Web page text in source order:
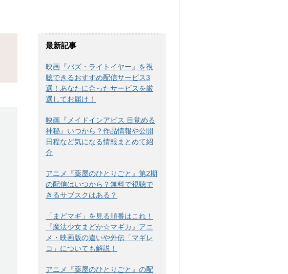
最新記事
映画『バズ・ライトイヤー』を視
聴できるおすすめ配信サービス3
選！あなたに合ったサービスを厳
選してお届け！
映画『メイドインアビス 目覚める
神秘』いつから？作品情報や公開
日程など気になる情報まとめて紹
介
アニメ『薬屋のひとりごと』第2期
の配信はいつから？無料で視聴で
きるサブスクはある？
「まどマギ」を見る順番はこれ！
『魔法少女まどか☆マギカ』アニ
メ・映画版の違いや外伝「マギレ
コ」についても解説！
アニメ『薬屋のひとりごと』の配